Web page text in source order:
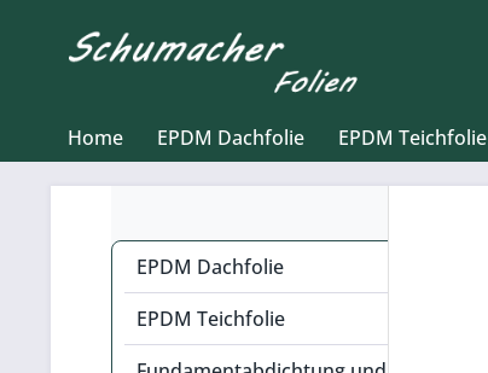
Home EPDM Dachfolie EPDM Teichfolie
EPDM Dachfolie
EPDM Teichfolie